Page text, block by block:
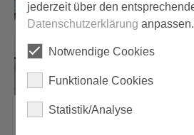
jederzeit über den
Datenschutzerklärung anpassen.
Notwendige Cookies
Funktionale Cookies
Statistik/Analyse